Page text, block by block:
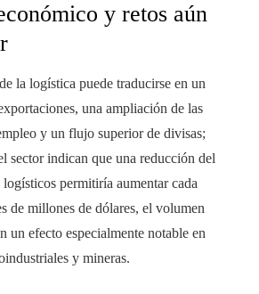
y retos aún
la logística puede traducirse en un
una ampliación de las
y un flujo superior de divisas;
sector indican que una reducción del
permitiría aumentar cada
de millones de dólares, el volumen
un efecto especialmente notable en
y mineras.